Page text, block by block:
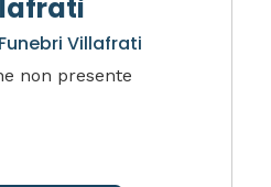
Villafrati
non presente